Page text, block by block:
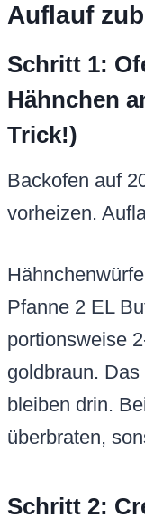
Auflauf
Schritt 1:
Hähnchen
Trick!)
Backofen auf
vorheizen.
Pfanne 2 EL
portionsweise
goldbraun.
bleiben drin.
überbraten,
Schritt 2: